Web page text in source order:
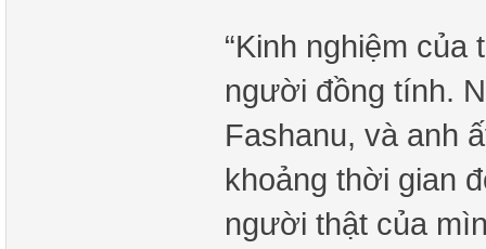
“Kinh nghiệm của
người đồng tính.
Fashanu, và anh
khoảng thời gian
người thật của